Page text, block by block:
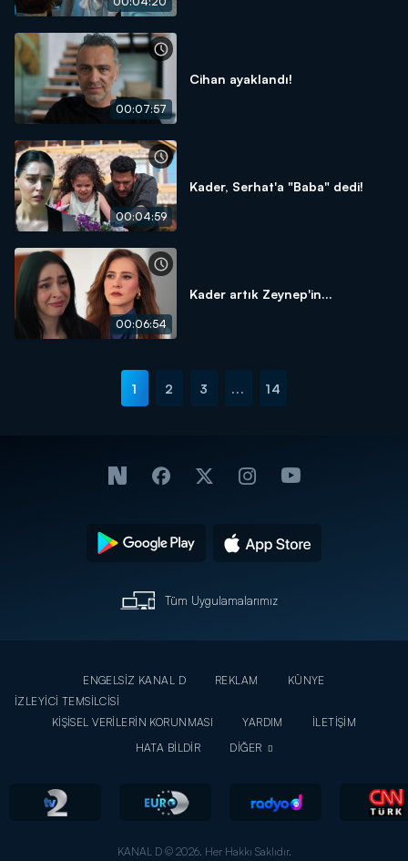
00:07:57
Cihan ayaklandı!
00:04:59
Kader, Serhat'a "Baba" dedi!
00:06:54
Kader artık Zeynep'in...
1 2 3 ... 14
Tüm Uygulamalarımız
ENGELSİZ KANAL D REKLAM
KÜNYE
İZLEYİCİ TEMSİLCİSİ
KİŞİSEL VERİLERİN KORUNMASI
YARDIM
İLETİŞİM
HATA BİLDİR
DİĞER
KANAL D © 2026. Her Hakkı Saklıdır.